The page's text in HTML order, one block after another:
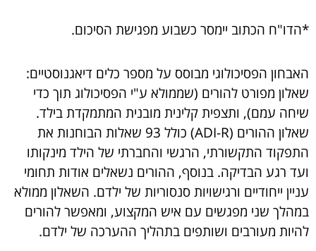
*הדו"ח הכתוב יימסר כשבוע מפגישת הסיכום.
האבחון הפסיכולוגי מבוסס על מספר כלים דיאגנוסטיים:
שאלון מפורט להורים (שממולא ע"י הפסיכולוג תוך כדי
שיחה עמם), ותצפית קלינית מובנית המתמקדת בילד.
שאלון ההורים (ADI-R) כולל 93 שאלות הבוחנות את
התפקוד התקשורתי, הרגשי והחברתי של הילד מינקותו
ועד רגע הבדיקה. בנוסף, ההורים נשאלים אודות תחומי
עניין ייחודיים ורגישויות סנסוריות של ילדם. השאלון ממולא
במהלך שני מפגשים עם איש המקצוע, ומאפשר להורים
להיות מעורבים ושותפים בתהליך ההערכה של ילדם.